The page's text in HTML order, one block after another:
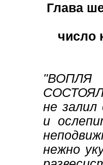
Глава
число
не
и
нежно